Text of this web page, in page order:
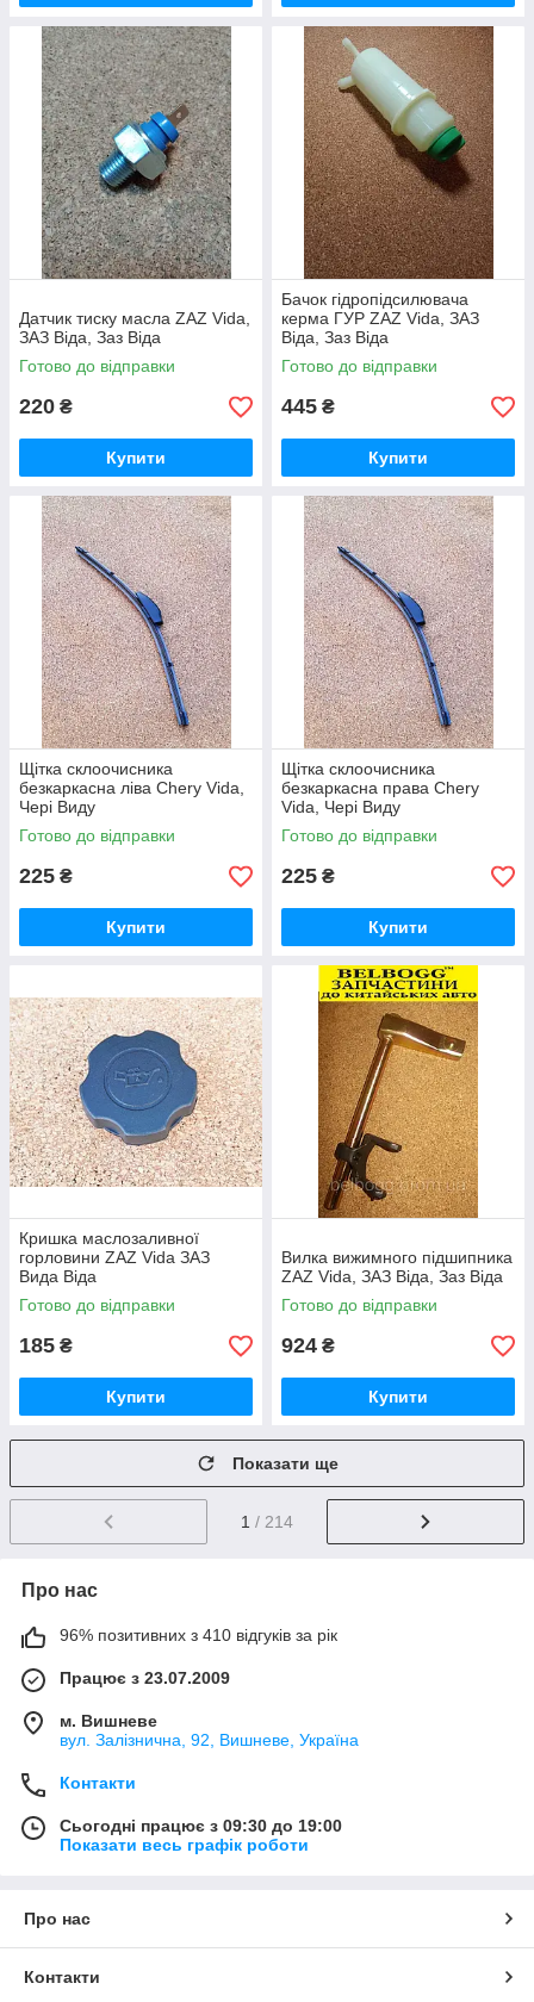
Датчик тиску масла ZAZ Vida,
ЗАЗ Віда, Заз Віда
Готово до відправки
220 ₴
Купити
Бачок гідропідсилювача
керма ГУР ZAZ Vida, ЗАЗ
Віда, Заз Віда
Готово до відправки
445 ₴
Купити
Щітка склоочисника
безкаркасна ліва Chery Vida,
Чері Виду
Готово до відправки
225 ₴
Купити
Щітка склоочисника
безкаркасна права Chery
Vida, Чері Виду
Готово до відправки
225 ₴
Купити
Кришка маслозаливної
горловини ZAZ Vida ЗАЗ
Вида Віда
Готово до відправки
185 ₴
Купити
Вилка вижимного підшипника
ZAZ Vida, ЗАЗ Віда, Заз Віда
Готово до відправки
924 ₴
Купити
Показати ще
1 / 214
Про нас
96% позитивних з 410 відгуків за рік
Працює з 23.07.2009
м. Вишневе
вул. Залізнична, 92, Вишневе, Україна
Контакти
Сьогодні працює з 09:30 до 19:00
Показати весь графік роботи
Про нас
Контакти